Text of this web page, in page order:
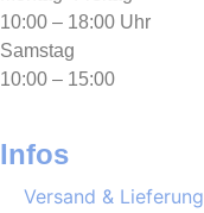
10:00 – 18:00 Uhr
Samstag
10:00 – 15:00
Infos
Versand & Lieferung